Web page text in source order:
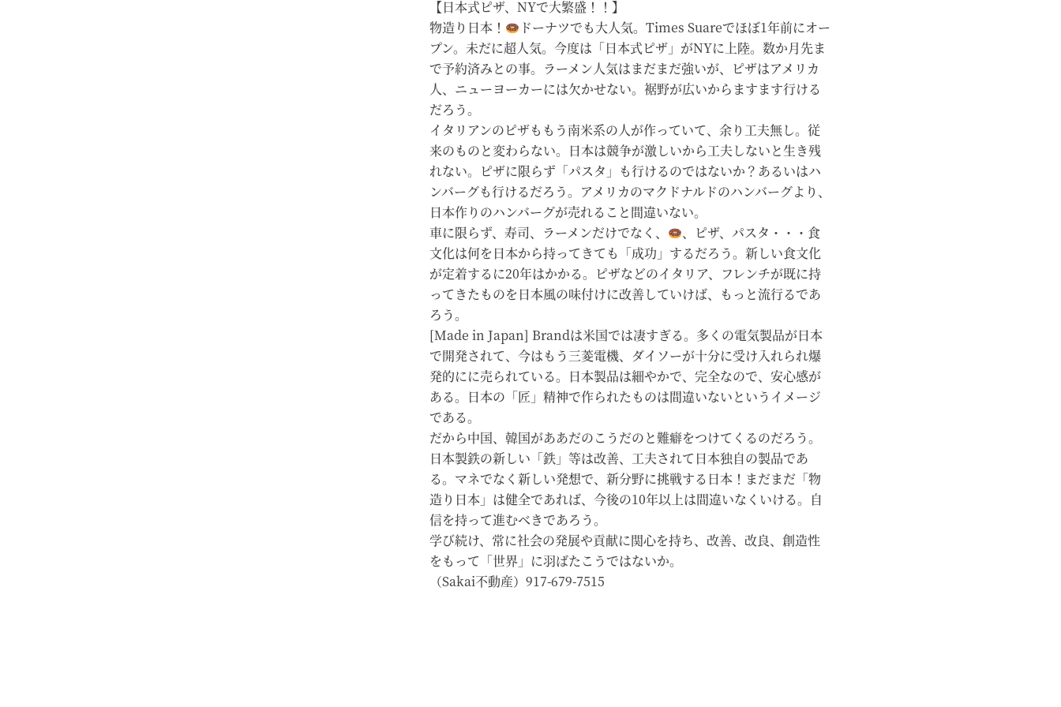
【日本式ピザ、NYで大繁盛！！】
物造り日本！
ドーナツでも大人気。Times Suareでほぼ1年前にオー
プン。未だに超人気。今度は「日本式ピザ」がNYに上陸。数か月先ま
で予約済みとの事。ラーメン人気はまだまだ強いが、ピザはアメリカ
人、ニューヨーカーには欠かせない。裾野が広いからますます行ける
だろう。
イタリアンのピザももう南米系の人が作っていて、余り工夫無し。従
来のものと変わらない。日本は競争が激しいから工夫しないと生き残
れない。ピザに限らず「パスタ」も行けるのではないか？あるいはハ
ンバーグも行けるだろう。アメリカのマクドナルドのハンバーグより、
日本作りのハンバーグが売れること間違いない。
車に限らず、寿司、ラーメンだけでなく、
、ピザ、パスタ・・・食
文化は何を日本から持ってきても「成功」するだろう。新しい食文化
が定着するに20年はかかる。ピザなどのイタリア、フレンチが既に持
ってきたものを日本風の味付けに改善していけば、もっと流行るであ
ろう。
[Made in Japan] Brandは米国では凄すぎる。多くの電気製品が日本
で開発されて、今はもう三菱電機、ダイソーが十分に受け入れられ爆
発的にに売られている。日本製品は細やかで、完全なので、安心感が
ある。日本の「匠」精神で作られたものは間違いないというイメージ
である。
だから中国、韓国がああだのこうだのと難癖をつけてくるのだろう。
日本製鉄の新しい「鉄」等は改善、工夫されて日本独自の製品であ
る。マネでなく新しい発想で、新分野に挑戦する日本！まだまだ「物
造り日本」は健全であれば、今後の10年以上は間違いなくいける。自
信を持って進むべきであろう。
学び続け、常に社会の発展や貢献に関心を持ち、改善、改良、創造性
をもって「世界」に羽ばたこうではないか。
（Sakai不動産）917-679-7515